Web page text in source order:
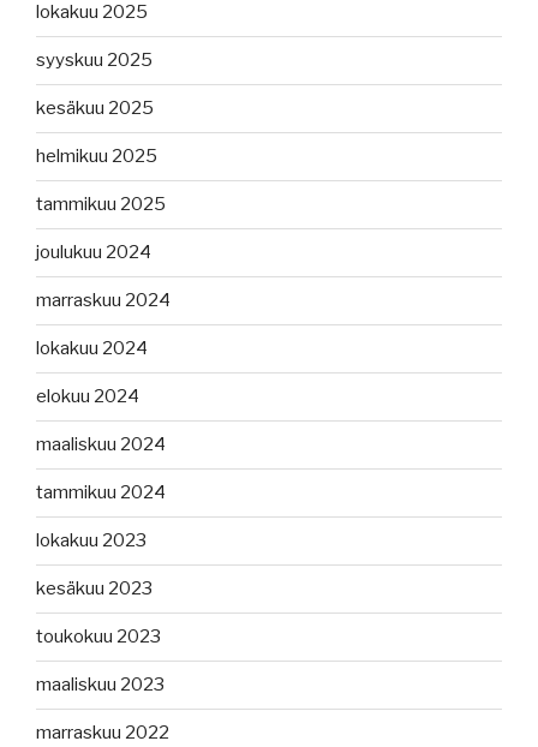
lokakuu 2025
syyskuu 2025
kesäkuu 2025
helmikuu 2025
tammikuu 2025
joulukuu 2024
marraskuu 2024
lokakuu 2024
elokuu 2024
maaliskuu 2024
tammikuu 2024
lokakuu 2023
kesäkuu 2023
toukokuu 2023
maaliskuu 2023
marraskuu 2022